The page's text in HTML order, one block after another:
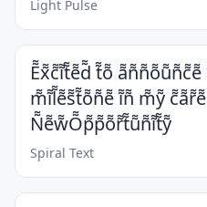
Light Pulse
E͌x͌c͌i͌t͌e͌d͌ t͌o͌ a͌n͌n͌o͌u͌n͌c͌e͌
m͌i͌l͌e͌s͌t͌o͌n͌e͌ i͌n͌ m͌y͌
N͌e͌w͌O͌p͌p͌o͌r͌t͌u͌n͌i͌t͌y͌
Spiral Text